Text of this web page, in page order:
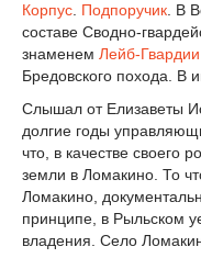
Корпус. Подпоручик. В
составе Сводно-
знаменем Лейб-
Бредовского похода. В
Слышал от Елизаветы
долгие годы
что, в качестве своего
земли в Ломакино. То
Ломакино,
принципе, в Рыльском
владения. Село